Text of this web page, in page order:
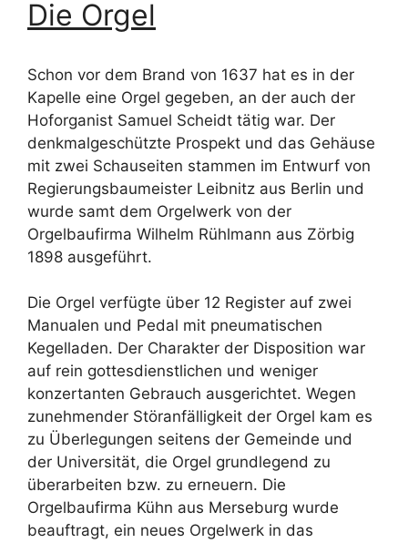
Die Orgel
Schon vor dem Brand von 1637 hat es in der
Kapelle eine Orgel gegeben, an der auch der
Hoforganist Samuel Scheidt tätig war. Der
denkmalgeschützte Prospekt und das Gehäuse
mit zwei Schauseiten stammen im Entwurf von
Regierungsbaumeister Leibnitz aus Berlin und
wurde samt dem Orgelwerk von der
Orgelbaufirma Wilhelm Rühlmann aus Zörbig
1898 ausgeführt.
Die Orgel verfügte über 12 Register auf zwei
Manualen und Pedal mit pneumatischen
Kegelladen. Der Charakter der Disposition war
auf rein gottesdienstlichen und weniger
konzertanten Gebrauch ausgerichtet. Wegen
zunehmender Störanfälligkeit der Orgel kam es
zu Überlegungen seitens der Gemeinde und
der Universität, die Orgel grundlegend zu
überarbeiten bzw. zu erneuern. Die
Orgelbaufirma Kühn aus Merseburg wurde
beauftragt, ein neues Orgelwerk in das